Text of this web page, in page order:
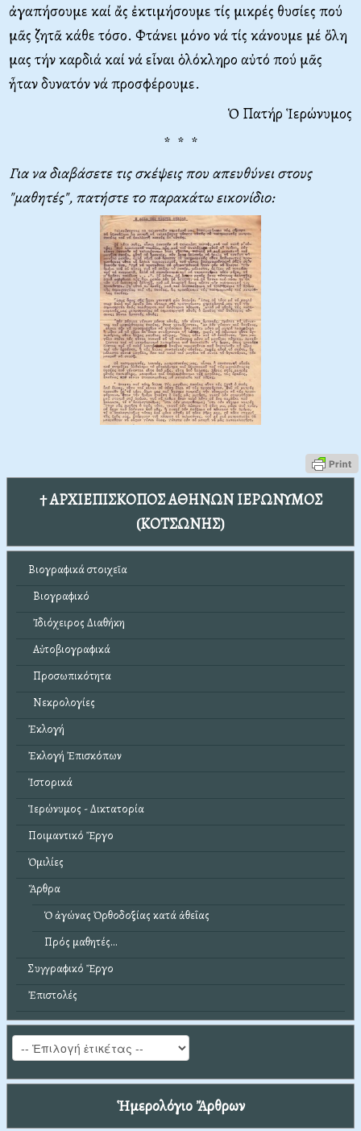
ἀγαπήσουμε καί ἄς ἐκτιμήσουμε τίς μικρές θυσίες πού
μᾶς ζητᾶ κάθε τόσο. Φτάνει μόνο νά τίς κάνουμε μέ ὅλη
μας τήν καρδιά καί νά εἶναι ὁλόκληρο αὐτό πού μᾶς
ἦταν δυνατόν νά προσφέρουμε.
Ὁ Πατήρ Ἱερώνυμος
* * *
Για να διαβάσετε τις σκέψεις που απευθύνει στους
"μαθητές", πατήστε το παρακάτω εικονίδιο:
† ΑΡΧΙΕΠΙΣΚΟΠΟΣ ΑΘΗΝΩΝ ΙΕΡΩΝΥΜΟΣ
(ΚΟΤΣΩΝΗΣ)
Βιογραφικά στοιχεῖα
Βιογραφικό
Ἰδιόχειρος Διαθήκη
Αὐτοβιογραφικά
Προσωπικότητα
Νεκρολογίες
Ἐκλογή
Ἐκλογή Ἐπισκόπων
Ἱστορικά
Ἱερώνυμος - Δικτατορία
Ποιμαντικό Ἔργο
Ὁμιλίες
Ἄρθρα
Ὁ ἀγώνας Ὀρθοδοξίας κατά ἀθεΐας
Πρός μαθητές...
Συγγραφικό Ἔργο
Ἐπιστολές
Ἡμερολόγιο Ἄρθρων